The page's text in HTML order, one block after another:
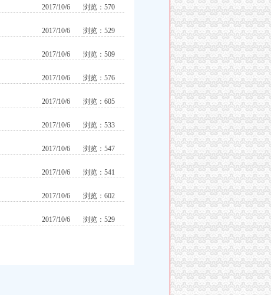
2017/10/6 浏览：570
2017/10/6 浏览：529
2017/10/6 浏览：509
2017/10/6 浏览：576
2017/10/6 浏览：605
2017/10/6 浏览：533
2017/10/6 浏览：547
2017/10/6 浏览：541
2017/10/6 浏览：602
2017/10/6 浏览：529